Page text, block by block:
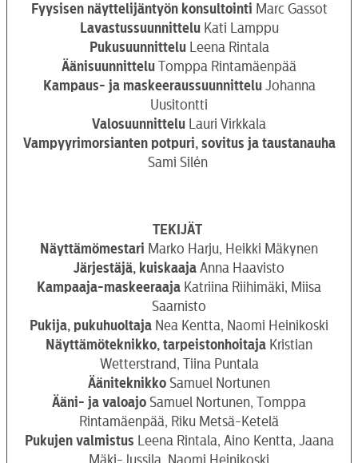
Fyysisen näyttelijäntyön konsultointi Marc Gassot
LavastussuunnitteluKati Lamppu
PukusuunnitteluLeena Rintala
Äänisuunnittelu Tomppa Rintamäenpää
Kampaus- ja maskeeraussuunnitteluJohanna
Uusitontti
Valosuunnittelu Lauri Virkkala
Vampyyrimorsianten potpuri, sovitus ja taustanauha
Sami Silén
TEKIJÄT
Näyttämömestari Marko Harju, Heikki Mäkynen
Järjestäjä, kuiskaaja Anna Haavisto
Kampaaja-maskeeraaja Katriina Riihimäki, Miisa
Saarnisto
Pukija, pukuhuoltaja Nea Kentta, Naomi Heinikoski
Näyttämöteknikko, tarpeistonhoitaja Kristian
Wetterstrand, Tiina Puntala
Ääniteknikko Samuel Nortunen
Ääni- ja valoajo Samuel Nortunen, Tomppa
Rintamäenpää, Riku Metsä-Ketelä
Pukujen valmistus
Leena Rintala, Aino Kentta, Jaana
Mäki-Jussila, Naomi Heinikoski